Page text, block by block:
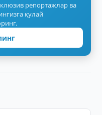
репортажлар ва
қулай